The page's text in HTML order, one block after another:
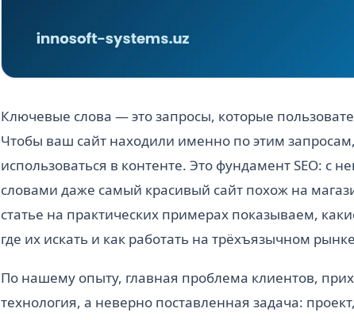
Ключевые слова — это запросы, которые
Чтобы ваш сайт находили именно по этим
использоваться в контенте. Это фундамент SEO:
словами даже самый красивый сайт похож на
статье на практических примерах показываем,
где их искать и как работать на трёхъязычном
По нашему опыту, главная проблема клиентов,
технология, а неверно поставленная задача: